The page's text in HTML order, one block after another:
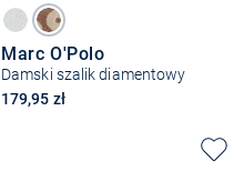
Marc O'Polo
Damski szalik diamentowy
179,95 zł